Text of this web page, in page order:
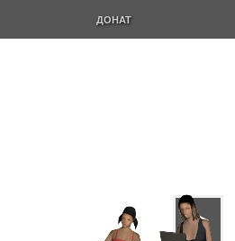
ДОНАТ